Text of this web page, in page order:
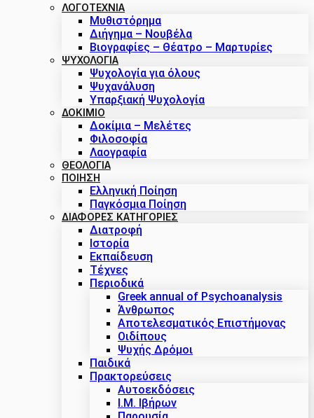
ΛΟΓΟΤΕΧΝΙΑ
Μυθιστόρημα
Διήγημα – Νουβέλα
Βιογραφίες – Θέατρο – Μαρτυρίες
ΨΥΧΟΛΟΓΙΑ
Ψυχολογία για όλους
Ψυχανάλυση
Υπαρξιακή Ψυχολογία
ΔΟΚΊΜΙΟ
Δοκίμια – Μελέτες
Φιλοσοφία
Λαογραφία
ΘΕΟΛΟΓΙΑ
ΠΟΙΗΣΗ
Ελληνική Ποίηση
Παγκόσμια Ποίηση
ΔΙΑΦΟΡΕΣ ΚΑΤΗΓΟΡΙΕΣ
Διατροφή
Ιστορία
Εκπαίδευση
Τέχνες
Περιοδικά
Greek annual of Psychoanalysis
Άνθρωπος
Αποτελεσματικός Επιστήμονας
Οιδίπους
Ψυχής Δρόμοι
Παιδικά
Πρακτoρεύσεις
Αυτοεκδόσεις
Ι.Μ. Ιβήρων